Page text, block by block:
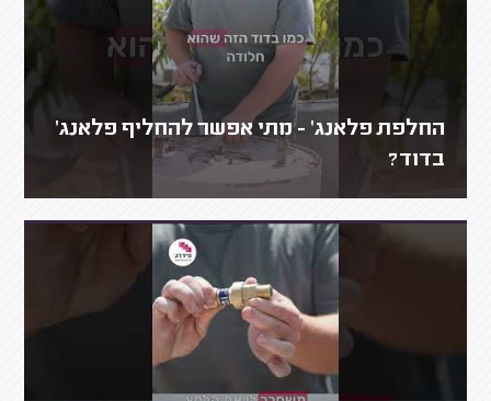
החלפת פלאנג' - מתי אפשר להחליף פלאנג'
בדוד?